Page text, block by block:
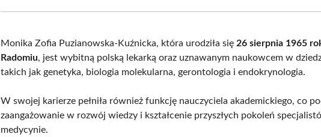
(Twitter)
Monika Zofia Puzianowska-Kuźnicka, która urodziła się 26 sierpnia 1965
Radomiu, jest wybitną polską lekarką oraz uznawanym naukowcem w
takich jak genetyka, biologia molekularna, gerontologia i endokrynologia.
W swojej karierze pełniła również funkcję nauczyciela akademickiego, co
zaangażowanie w rozwój wiedzy i kształcenie przyszłych pokoleń
medycynie.